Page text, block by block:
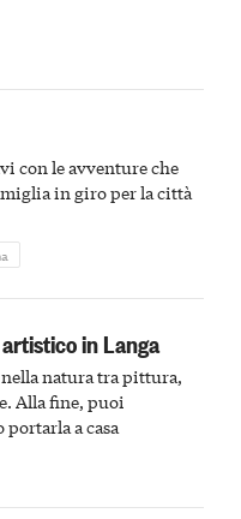
con le avventure che
in giro per la città
in Langa
natura tra pittura,
Alla fine, puoi
portarla a casa